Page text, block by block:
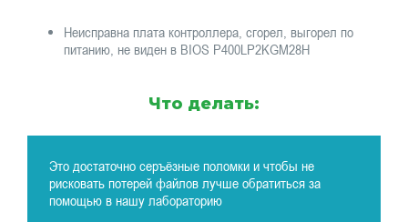
Неисправна плата контроллера, сгорел, выгорел по
питанию, не виден в BIOS P400LP2KGM28H
Что делать:
Это достаточно серъёзные поломки и чтобы не
рисковать потерей файлов лучше обратиться за
помощью в нашу лабораторию